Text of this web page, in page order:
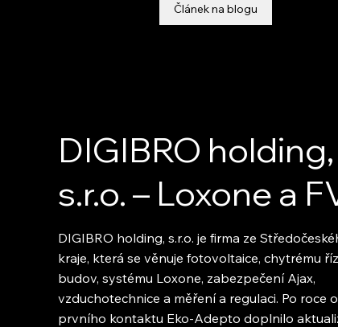
Článek na blogu
DIGIBRO holding,
s.r.o. – Loxone a
DIGIBRO holding, s.r.o. je firma ze
kraje, která se věnuje fotovoltaice, chytrému
budov, systému Loxone, zabezpečení Ajax,
vzduchotechnice a měření a regulaci. Po roce
prvního kontaktu Eko-Adepto doplnilo